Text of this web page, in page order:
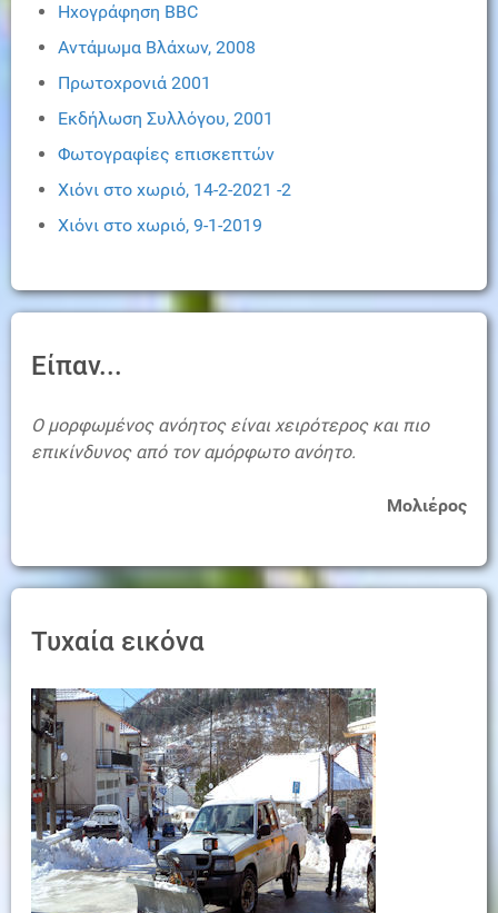
Ηχογράφηση BBC
Αντάμωμα Βλάχων, 2008
Πρωτοχρονιά 2001
Εκδήλωση Συλλόγου, 2001
Φωτογραφίες επισκεπτών
Χιόνι στο χωριό, 14-2-2021 -2
Χιόνι στο χωριό, 9-1-2019
Είπαν...
Ο μορφωμένος ανόητος είναι χειρότερος και πιο
επικίνδυνος από τον αμόρφωτο ανόητο.
Μολιέρος
Τυχαία εικόνα